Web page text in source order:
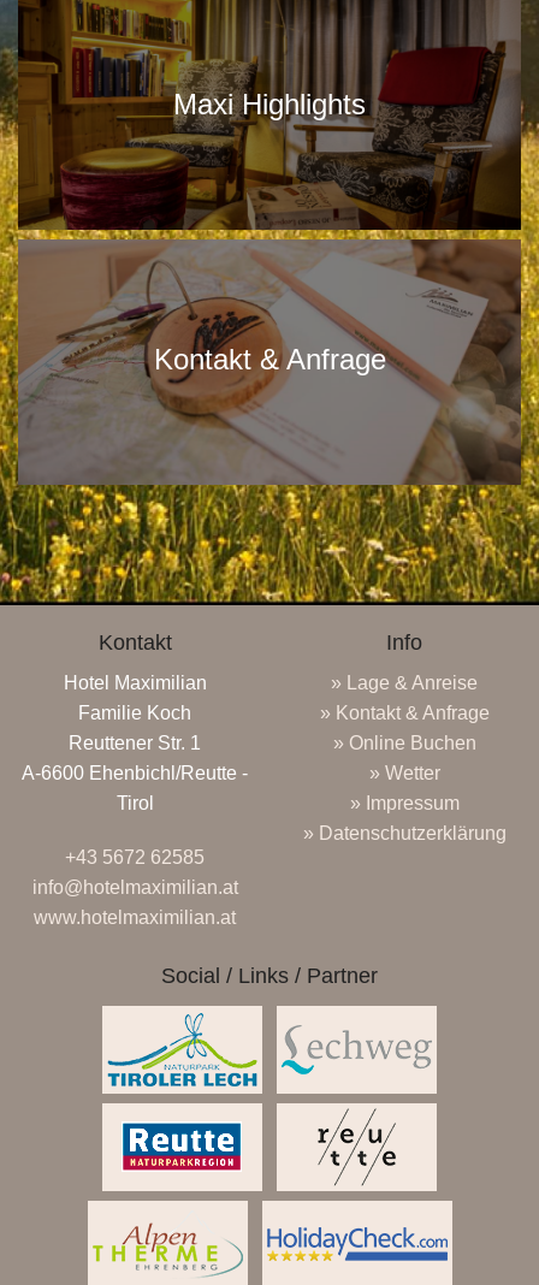
Maxi Highlights
Kontakt & Anfrage
Kontakt
Hotel Maximilian
Familie Koch
Reuttener Str. 1
A-6600 Ehenbichl/Reutte -
Tirol
+43 5672 62585
info@hotelmaximilian.at
www.hotelmaximilian.at
Info
» Lage & Anreise
» Kontakt & Anfrage
» Online Buchen
» Wetter
» Impressum
» Datenschutzerklärung
Social / Links / Partner